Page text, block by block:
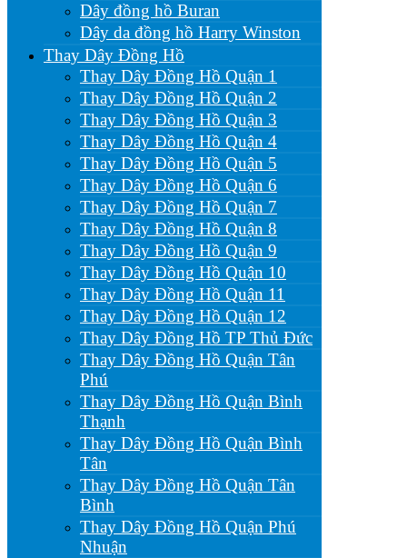
Dây đồng hồ Buran
Dây da đồng hồ Harry Winston
Thay Dây Đồng Hồ
Thay Dây Đồng Hồ Quận 1
Thay Dây Đồng Hồ Quận 2
Thay Dây Đồng Hồ Quận 3
Thay Dây Đồng Hồ Quận 4
Thay Dây Đồng Hồ Quận 5
Thay Dây Đồng Hồ Quận 6
Thay Dây Đồng Hồ Quận 7
Thay Dây Đồng Hồ Quận 8
Thay Dây Đồng Hồ Quận 9
Thay Dây Đồng Hồ Quận 10
Thay Dây Đồng Hồ Quận 11
Thay Dây Đồng Hồ Quận 12
Thay Dây Đồng Hồ TP Thủ Đức
Thay Dây Đồng Hồ Quận Tân
Phú
Thay Dây Đồng Hồ Quận Bình
Thạnh
Thay Dây Đồng Hồ Quận Bình
Tân
Thay Dây Đồng Hồ Quận Tân
Bình
Thay Dây Đồng Hồ Quận Phú
Nhuận